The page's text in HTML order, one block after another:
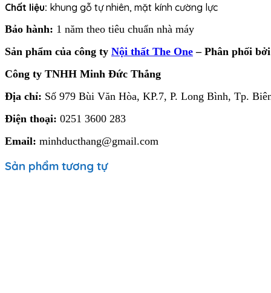
Chất liệu: khung gỗ tự nhiên, mặt kính cường lực
Bảo hành: 1 năm theo tiêu chuẩn nhà máy
Sản phẩm của công ty Nội thất The One – Phân phối bởi
Công ty TNHH Minh Đức Thắng
Địa chỉ: Số 979 Bùi Văn Hòa, KP.7, P. Long Bình, Tp.
Điện thoại: 0251 3600 283
Email: minhducthang@gmail.com
Sản phẩm tương tự